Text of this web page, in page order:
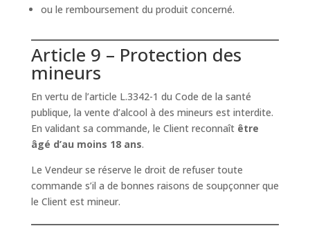
ou le remboursement du produit concerné.
Article 9 – Protection des
mineurs
En vertu de l’article L.3342-1 du Code de la santé
publique, la vente d’alcool à des mineurs est interdite.
En validant sa commande, le Client reconnaît être
âgé d’au moins 18 ans.
Le Vendeur se réserve le droit de refuser toute
commande s’il a de bonnes raisons de soupçonner que
le Client est mineur.